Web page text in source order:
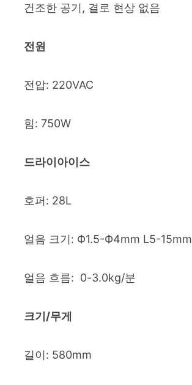
건조한 공기, 결로 현상 없음
전원
전압: 220VAC
힘: 750W
드라이아이스
호퍼: 28L
얼음 크기: Ф1.5-Ф4mm L5-15mm
얼음 흐름: 0-3.0kg/분
크기/무게
길이: 580mm